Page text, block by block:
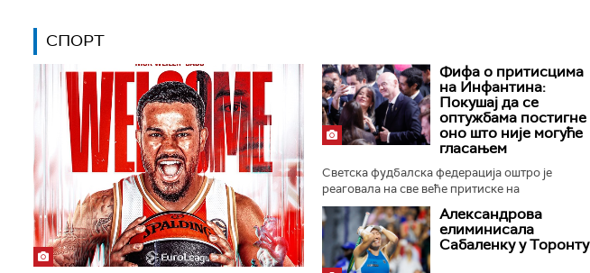
СПОРТ
Фифа о притисцима
на Инфантина:
Покушај да се
оптужбама постигне
оно што није могуће
гласањем
Светска фудбалска федерација оштро је
реаговала на све веће притиске на
председника Ђанија Инфантина, оцењујући да
постоји "координисано и континуирано...
Александрова
елиминисала
Сабаленку у Торонту